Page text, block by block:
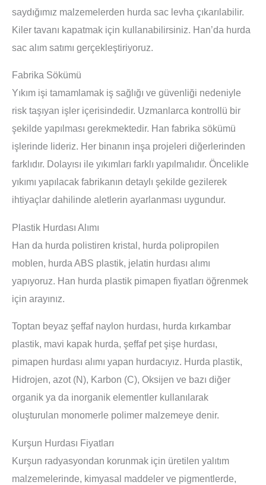
saydığımız malzemelerden hurda sac levha çıkarılabilir.
Kiler tavanı kapatmak için kullanabilirsiniz. Han’da hurda
sac alım satımı gerçekleştiriyoruz.
Fabrika Sökümü
Yıkım işi tamamlamak iş sağlığı ve güvenliği nedeniyle
risk taşıyan işler içerisindedir. Uzmanlarca kontrollü bir
şekilde yapılması gerekmektedir. Han fabrika sökümü
işlerinde lideriz. Her binanın inşa projeleri diğerlerinden
farklıdır. Dolayısı ile yıkımları farklı yapılmalıdır. Öncelikle
yıkımı yapılacak fabrikanın detaylı şekilde gezilerek
ihtiyaçlar dahilinde aletlerin ayarlanması uygundur.
Plastik Hurdası Alımı
Han da hurda polistiren kristal, hurda polipropilen
moblen, hurda ABS plastik, jelatin hurdası alımı
yapıyoruz. Han hurda plastik pimapen fiyatları öğrenmek
için arayınız.
Toptan beyaz şeffaf naylon hurdası, hurda kırkambar
plastik, mavi kapak hurda, şeffaf pet şişe hurdası,
pimapen hurdası alımı yapan hurdacıyız. Hurda plastik,
Hidrojen, azot (N), Karbon (C), Oksijen ve bazı diğer
organik ya da inorganik elementler kullanılarak
oluşturulan monomerle polimer malzemeye denir.
Kurşun Hurdası Fiyatları
Kurşun radyasyondan korunmak için üretilen yalıtım
malzemelerinde, kimyasal maddeler ve pigmentlerde,